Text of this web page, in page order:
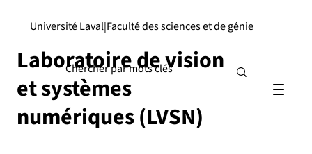
Laboratoire de vision
et systèmes
numériques (LVSN)
|
Université Laval Faculté des sciences et de génie